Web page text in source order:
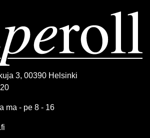
3, 00390 Helsinki
ma - pe 8 - 16